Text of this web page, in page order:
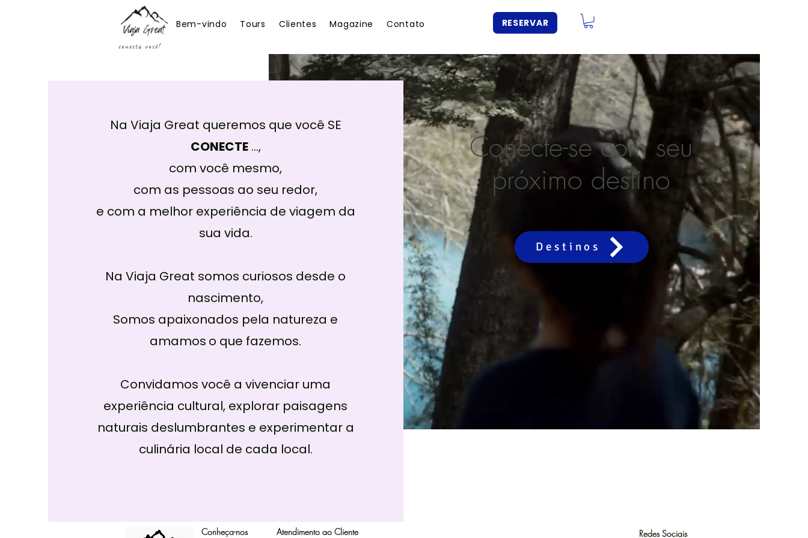
Bem-vindo Tours Clientes Magazine Contato RESERVAR
conecta você!
Na Viaja Great queremos que você SE
CONECTE ...,
com você mesmo,
com as pessoas ao seu redor,
e com a melhor experiência de viagem da
sua vida.
Na Viaja Great somos curiosos desde o
nascimento,
Somos apaixonados pela natureza e
amamos o que fazemos.
Convidamos você a vivenciar uma
experiência cultural, explorar paisagens
naturais deslumbrantes e experimentar a
culinária local de cada local.
Conecte-se com seu
próximo destino
Destinos
Conheça-nos Atendimento ao Cliente Redes Sociais